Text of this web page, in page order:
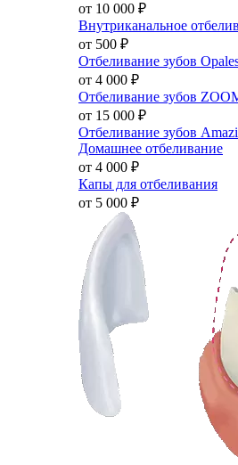
от 10 000 ₽
Внутриканальное
от 500 ₽
Отбеливание зубов
от 4 000 ₽
Отбеливание зубов
от 15 000 ₽
Отбеливание зубов
Домашнее отбеливание
от 4 000 ₽
Капы для отбеливания
от 5 000 ₽